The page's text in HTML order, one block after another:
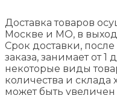
Доставка товаров
Москве и МО, в
Срок доставки,
заказа, занимает от
некоторые виды
количества и склада
может быть